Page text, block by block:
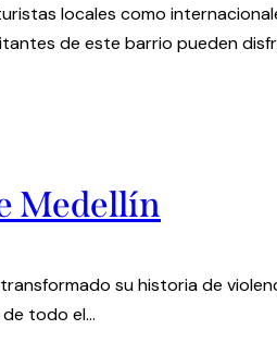
locales como
de este barrio pueden
Medellín
su historia de
de todo el…